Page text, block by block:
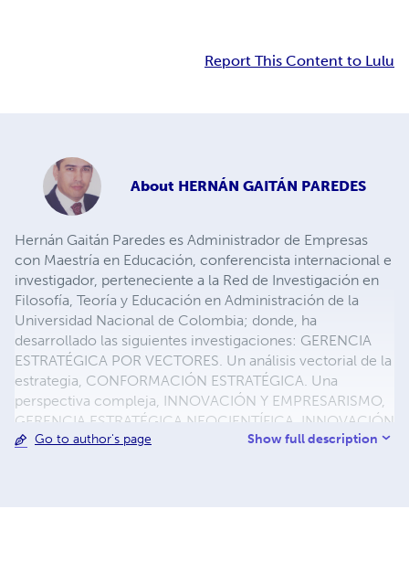
Report This Content to Lulu
About HERNÁN GAITÁN PAREDES
Hernán Gaitán Paredes es Administrador de Empresas
con Maestría en Educación, conferencista internacional e
investigador, perteneciente a la Red de Investigación en
Filosofía, Teoría y Educación en Administración de la
Universidad Nacional de Colombia; donde, ha
desarrollado las siguientes investigaciones: GERENCIA
ESTRATÉGICA POR VECTORES. Un análisis vectorial de la
estrategia, CONFORMACIÓN ESTRATÉGICA. Una
perspectiva compleja, INNOVACIÓN Y EMPRESARISMO,
GERENCIA ESTRATÉGICA NEOCIENTÍFICA, INNOVACIÓN
EMPRESARIAL. Cómo crear innovación en su empresa,
Go to author's page Show full description